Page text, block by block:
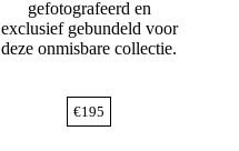
gefotografeerd en
exclusief gebundeld voor
deze onmisbare collectie.
€195